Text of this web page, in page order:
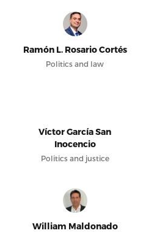
Ramón L. Rosario Cortés
Politics and law
Víctor García San
Inocencio
Politics and justice
William Maldonado